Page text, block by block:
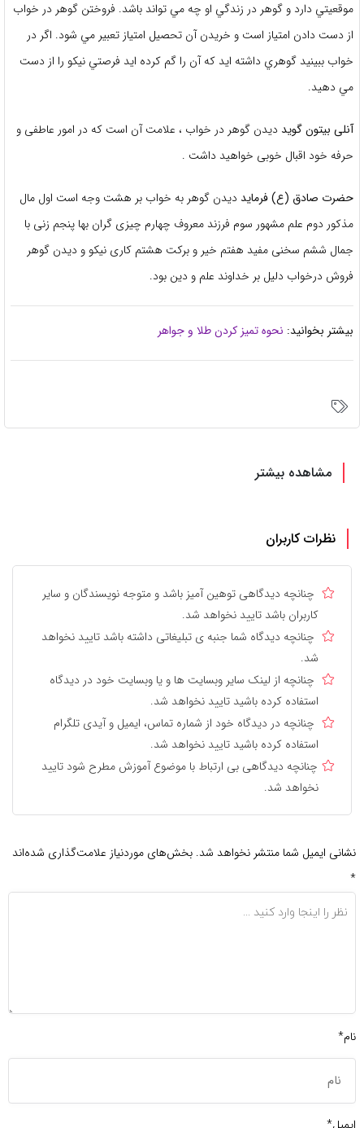
موقعيتي دارد و گوهر در زندگي او چه مي تواند باشد. فروختن گوهر در خواب
از دست دادن امتياز است و خريدن آن تحصيل امتياز تعبير مي شود. اگر در
خواب ببينيد گوهري داشته ايد که آن را گم کرده ايد فرصتي نيکو را از دست
مي دهيد.
آنلی بیتون گوید دیدن گوهر در خواب ، علامت آن است که در امور عاطفی و
حرفه خود اقبال خوبی خواهید داشت .
حضرت صادق (ع) فرماید دیدن گوهر به خواب بر هشت وجه است اول مال
مذکور دوم علم مشهور سوم فرزند معروف چهارم چیزی گران بها پنجم زنی با
جمال ششم سخنی مفید هفتم خیر و برکت هشتم کاری نیکو و دیدن گوهر
فروش درخواب دلیل بر خداوند علم و دین بود.
بیشتر بخوانید: نحوه تمیز کردن طلا و جواهر
مشاهده بیشتر
نظرات کاربران
چنانچه دیدگاهی توهین آمیز باشد و متوجه نویسندگان و سایر
کاربران باشد تایید نخواهد شد.
چنانچه دیدگاه شما جنبه ی تبلیغاتی داشته باشد تایید نخواهد
شد.
چنانچه از لینک سایر وبسایت ها و یا وبسایت خود در دیدگاه
استفاده کرده باشید تایید نخواهد شد.
چنانچه در دیدگاه خود از شماره تماس، ایمیل و آیدی تلگرام
استفاده کرده باشید تایید نخواهد شد.
چنانچه دیدگاهی بی ارتباط با موضوع آموزش مطرح شود تایید
نخواهد شد.
نشانی ایمیل شما منتشر نخواهد شد. بخش‌های موردنیاز علامت‌گذاری شده‌اند
*
نام*